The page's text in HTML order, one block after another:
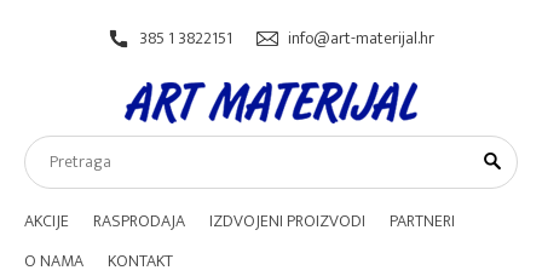
385 1 3822151 info@art-materijal.hr
AKCIJE RASPRODAJA IZDVOJENI PROIZVODI
PARTNERI
O NAMA
KONTAKT